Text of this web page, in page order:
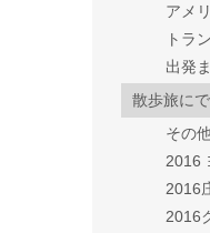
アメ
トラ
出発
散歩旅に
その
2016
2016
2016